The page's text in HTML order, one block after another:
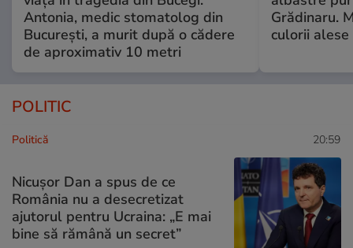
Antonia, medic stomatolog din
București, a murit după o cădere
de aproximativ 10 metri
Grădinaru.
culorii
POLITIC
Politică 20:59
Nicușor Dan a spus de ce
România nu a desecretizat
ajutorul pentru Ucraina: „E mai
bine să rămână un secret”